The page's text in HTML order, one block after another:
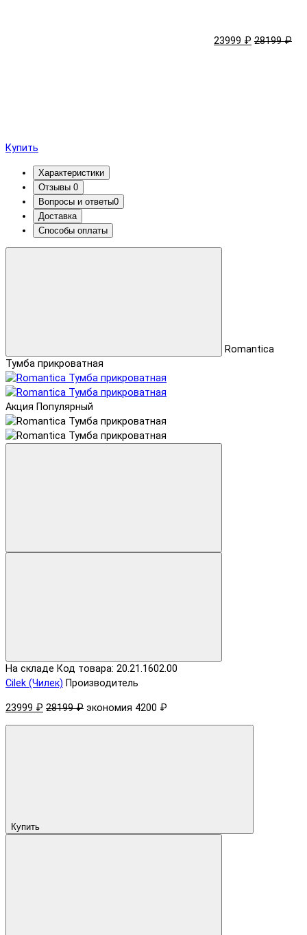
23999 ₽ 28199 ₽
Купить
Характеристики
Отзывы 0
Вопросы и ответы0
Доставка
Способы оплаты
Romantica
Тумба прикроватная
Акция Популярный
На складе Код товара: 20.21.1602.00
Cilek (Чилек) Производитель
23999 ₽ 28199 ₽ экономия 4200 ₽
Купить